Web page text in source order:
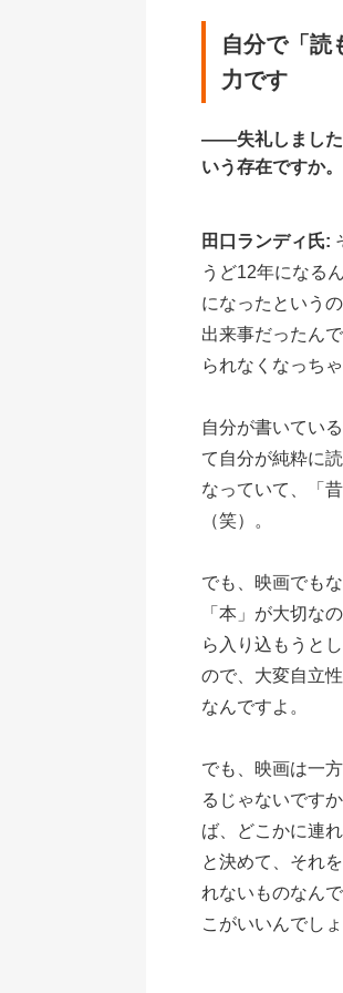
自分で「読
力です
――失礼しました
いう存在ですか。
田口ランディ氏:
うど12年になる
になったという
出来事だったん
られなくなっち
自分が書いてい
て自分が純粋に
なっていて、「
（笑）。
でも、映画でも
「本」が大切な
ら入り込もうと
ので、大変自立
なんですよ。
でも、映画は一
るじゃないです
ば、どこかに連
と決めて、それ
れないものなん
こがいいんでしょ